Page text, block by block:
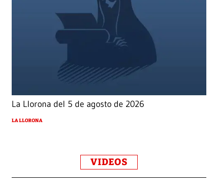
La Llorona del 5 de agosto de 2026
LA LLORONA
VIDEOS